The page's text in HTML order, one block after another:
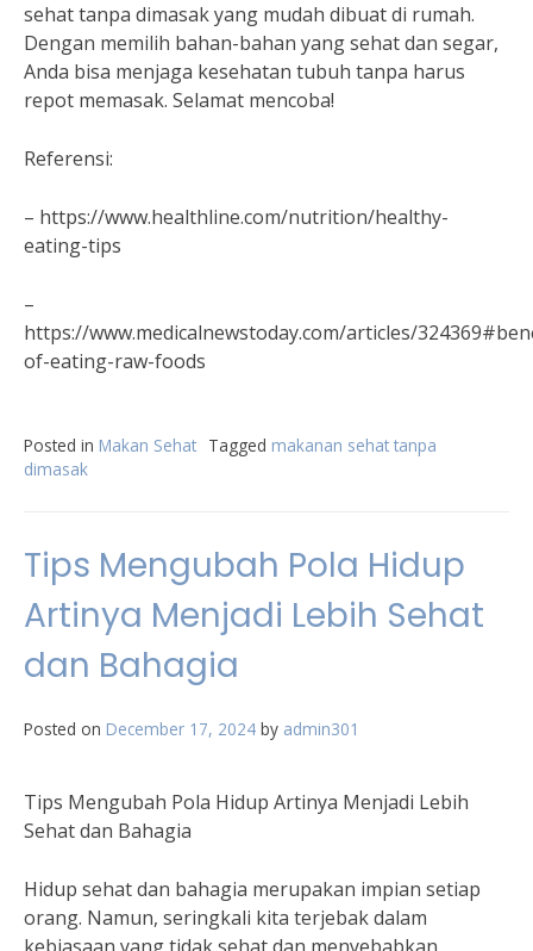
sehat tanpa dimasak yang mudah dibuat di rumah.
Dengan memilih bahan-bahan yang sehat dan segar,
Anda bisa menjaga kesehatan tubuh tanpa harus
repot memasak. Selamat mencoba!
Referensi:
– https://www.healthline.com/nutrition/healthy-
eating-tips
–
https://www.medicalnewstoday.com/articles/
of-eating-raw-foods
Posted in Makan Sehat Tagged makanan sehat tanpa
dimasak
Tips Mengubah Pola Hidup
Artinya Menjadi Lebih Sehat
dan Bahagia
Posted on December 17, 2024 by admin301
Tips Mengubah Pola Hidup Artinya Menjadi Lebih
Sehat dan Bahagia
Hidup sehat dan bahagia merupakan impian setiap
orang. Namun, seringkali kita terjebak dalam